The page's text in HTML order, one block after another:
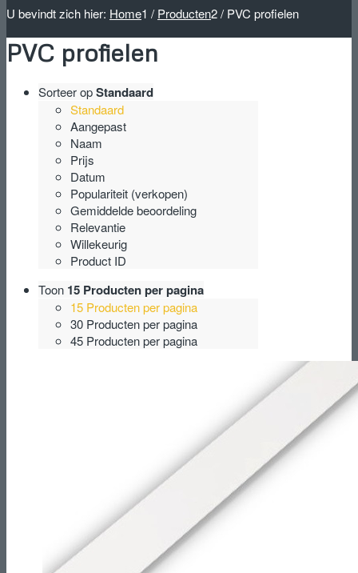
U bevindt zich hier: Home1 / Producten2/ PVC profielen
PVC profielen
Sorteer opStandaard
Standaard
Aangepast
Naam
Prijs
Datum
Populariteit (verkopen)
Gemiddelde beoordeling
Relevantie
Willekeurig
Product ID
Toon 15 Producten per pagina
15 Producten per pagina
30 Producten per pagina
45 Producten per pagina